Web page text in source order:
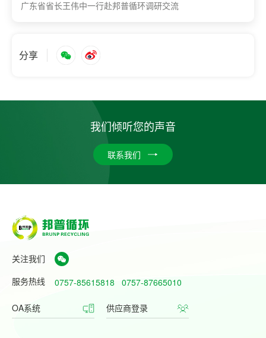
广东省省长王伟中一行赴邦普循环调研交流
分享
我们倾听您的声音
联系我们
关注我们
服务热线
0757-85615818 0757-87665010
OA系统 供应商登录